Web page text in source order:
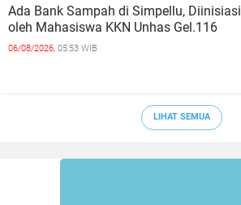
Ada Bank Sampah di Simpellu, Diinisiasi
oleh Mahasiswa KKN Unhas Gel.116
06/08/2026, 05:53 WIB
LIHAT SEMUA